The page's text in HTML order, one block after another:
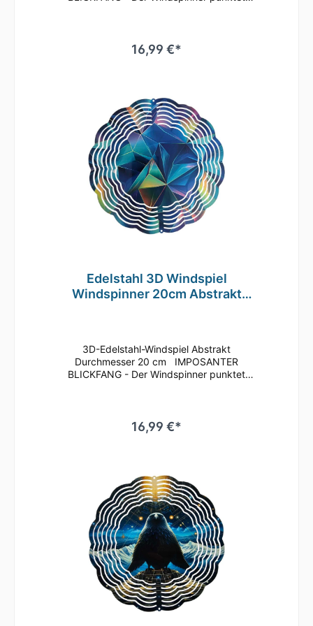
sorgen. Die Lamellen können beliebig
aufgefächert werden, wodurch vor allem bei
dreidimensionaler Effekt entsteht. Ein Genuss
für jeden Betrachter! Der Windspinner ist
aus kaltgewalztem Stahl gefertigt und
vollflächig bedruckt, sowie mit einer Klarlack-
Lackierung versehen. Das macht das Wind-
Mobile äußerst wetterbeständig und
drehfreudig. Ideal geeignet für den Außen-
und Innenbereich. Wie z.B. im Garten, auf der
Terrasse oder dem Balkon, an Bäumen, aber
auch im Innenbereich im Wohnzimmer,
Kinderzimmer oder Eingangsbereich. Ihrer
Inspiration sind kaum Grenzen gesetzt!
einfach nur als nette Geste für Ihre Liebsten!
16,99 €*
Edelstahl 3D Windspiel
Windspinner 20cm Abstrakt
3D-Edelstahl-Windspiel Abstrakt
Durchmesser 20 cm IMPOSANTER
BLICKFANG - Der Windspinner punktet
sorgen. Die Lamellen können beliebig
aufgefächert werden, wodurch vor allem bei
dreidimensionaler Effekt entsteht. Ein Genuss
für jeden Betrachter! Der Windspinner ist
aus kaltgewalztem Stahl gefertigt und
vollflächig bedruckt, sowie mit einer Klarlack-
Lackierung versehen. Das macht das Wind-
Mobile äußerst wetterbeständig und
drehfreudig. Ideal geeignet für den Außen-
und Innenbereich. Wie z.B. im Garten, auf der
Terrasse oder dem Balkon, an Bäumen, aber
auch im Innenbereich im Wohnzimmer,
Kinderzimmer oder Eingangsbereich. Ihrer
Inspiration sind kaum Grenzen gesetzt! Das
16,99 €*